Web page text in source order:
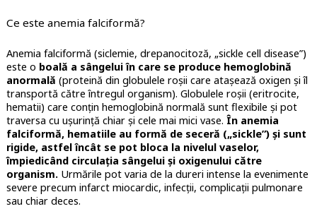
Ce este anemia falciformă?
Anemia falciformă (siclemie, drepanocitoză, „sickle cell disease”)
este o boală a sângelui în care se produce hemoglobină
anormală (proteină din globulele roșii care atașează oxigen și îl
transportă către întregul organism). Globulele roșii (eritrocite,
hematii) care conțin hemoglobină normală sunt flexibile și pot
traversa cu ușurință chiar și cele mai mici vase. În anemia
falciformă, hematiile au formă de seceră („sickle”) și sunt
rigide, astfel încât se pot bloca la nivelul vaselor,
împiedicând circulația sângelui și oxigenului către
organism.Urmările pot varia de la dureri intense la evenimente
severe precum infarct miocardic, infecții, complicații pulmonare
sau chiar deces.